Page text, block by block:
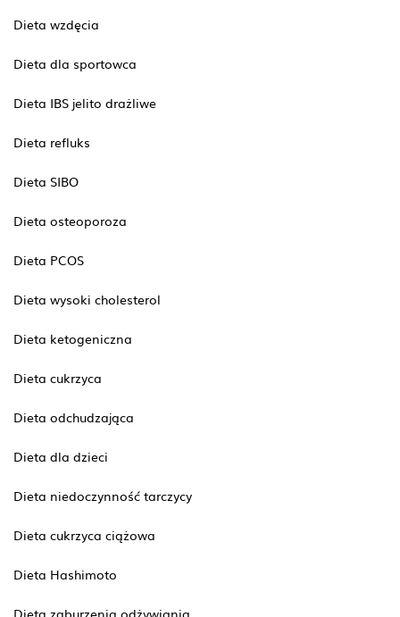
Dieta wzdęcia
Dieta dla sportowca
Dieta IBS jelito drażliwe
Dieta refluks
Dieta SIBO
Dieta osteoporoza
Dieta PCOS
Dieta wysoki cholesterol
Dieta ketogeniczna
Dieta cukrzyca
Dieta odchudzająca
Dieta dla dzieci
Dieta niedoczynność tarczycy
Dieta cukrzyca ciążowa
Dieta Hashimoto
Dieta zaburzenia odżywiania